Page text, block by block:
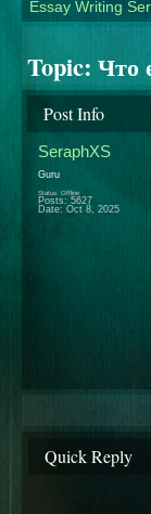
Essay Writing
Topic: Что
Post Info
SeraphXS
Guru
Status: Offline
Posts: 5627
Date: Oct 8, 2025
Quick Reply